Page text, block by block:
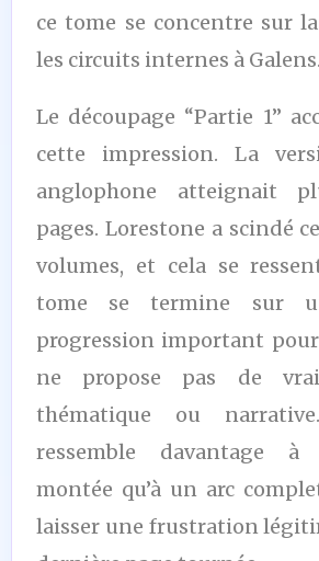
ce tome se concentre sur
les circuits internes à Galens.
Le découpage “Partie 1”
cette impression. La
anglophone atteignait
pages. Lorestone a scindé
volumes, et cela se
tome se termine sur
progression important
ne propose pas de
thématique ou
ressemble davantage
montée qu’à un arc
laisser une frustration